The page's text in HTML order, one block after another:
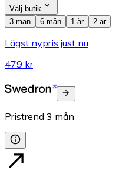
Välj butik
3 mån
6 mån 1 år 2 år
Lägst nypris just nu
479 kr
Pristrend 3 mån